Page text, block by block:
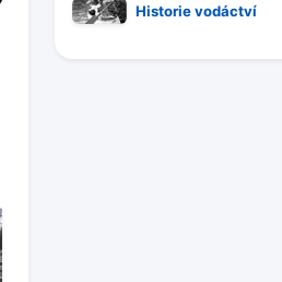
Historie vodáctví